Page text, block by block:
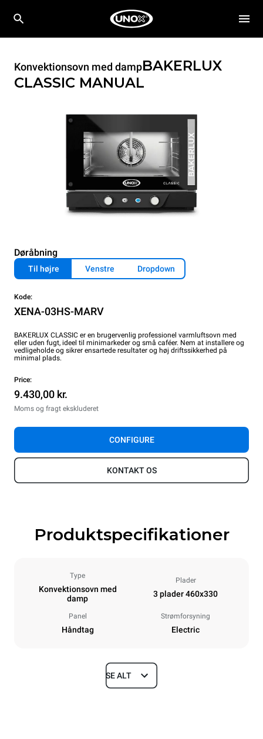
Konvektionsovn med dampBAKERLUX
CLASSIC MANUAL
Døråbning
Til højre Venstre Dropdown
Kode:
XENA-03HS-MARV
BAKERLUX CLASSIC er en brugervenlig professionel varmluftsovn med
eller uden fugt, ideel til minimarkeder og små caféer. Nem at installere og
vedligeholde og sikrer ensartede resultater og høj driftssikkerhed på
minimal plads.
Price:
9.430,00 kr.
Moms og fragt ekskluderet
CONFIGURE
KONTAKT OS
Produktspecifikationer
Type
Konvektionsovn med
damp
Plader
3 plader 460x330
Panel
Håndtag
Strømforsyning
Electric
Dimensioner
SE ALT